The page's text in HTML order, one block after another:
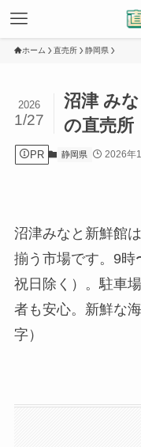
ホーム 直売所 静岡県
沼津 み
の直売所
2026
1/27
PR 静岡県 2026年
沼津みなと新鮮館
揃う市場です。9時
祝日除く）。駐車
者も安心。新鮮な
字）